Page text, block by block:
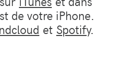
de votre iPhone.
et Spotify.